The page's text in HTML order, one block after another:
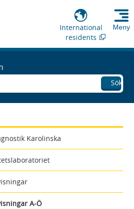
International
residents
Meny
Sök
Karolinska
A-Ö